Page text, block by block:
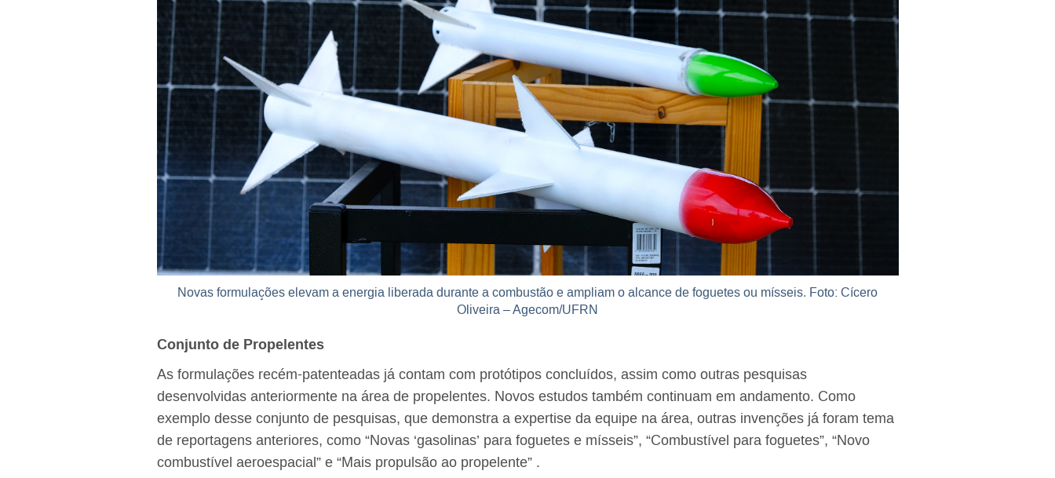
Novas formulações elevam a energia liberada durante a combustão e ampliam o alcance de foguetes ou mísseis. Foto: Cícero
Oliveira – Agecom/UFRN
Conjunto de Propelentes
As formulações recém-patenteadas já contam com protótipos concluídos, assim como outras pesquisas
desenvolvidas anteriormente na área de propelentes. Novos estudos também continuam em andamento. Como
exemplo desse conjunto de pesquisas, que demonstra a expertise da equipe na área, outras invenções já foram tema
de reportagens anteriores, como “Novas ‘gasolinas’ para foguetes e mísseis”, “Combustível para foguetes”, “Novo
combustível aeroespacial”e “Mais propulsão ao propelente” .